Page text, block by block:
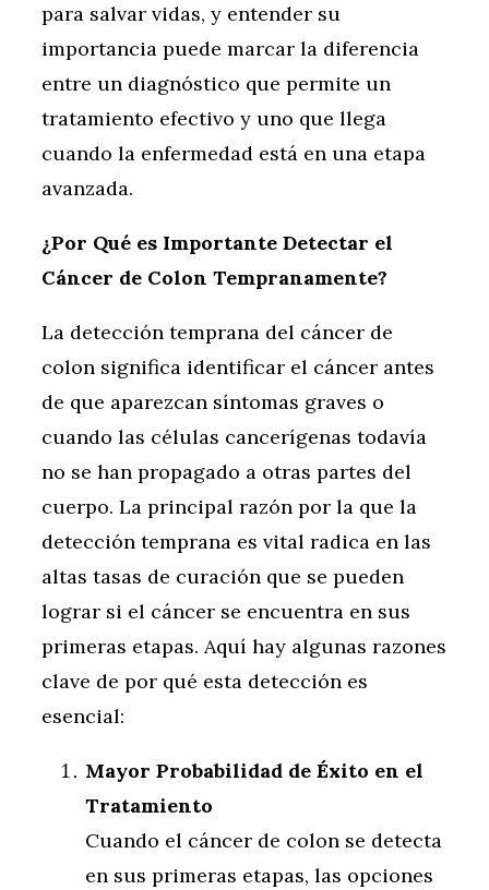
para salvar vidas, y entender su
importancia puede marcar la diferencia
entre un diagnóstico que permite un
tratamiento efectivo y uno que llega
cuando la enfermedad está en una etapa
avanzada.
¿Por Qué es Importante Detectar el
Cáncer de Colon Tempranamente?
La detección temprana del cáncer de
colon significa identificar el cáncer antes
de que aparezcan síntomas graves o
cuando las células cancerígenas todavía
no se han propagado a otras partes del
cuerpo. La principal razón por la que la
detección temprana es vital radica en las
altas tasas de curación que se pueden
lograr si el cáncer se encuentra en sus
primeras etapas. Aquí hay algunas razones
clave de por qué esta detección es
esencial:
Mayor Probabilidad de Éxito en el
Tratamiento
Cuando el cáncer de colon se detecta
en sus primeras etapas, las opciones